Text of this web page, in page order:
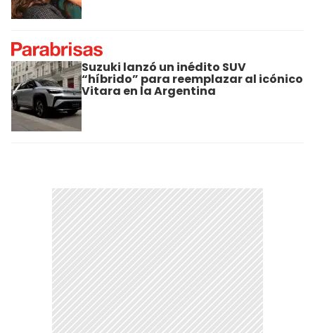
Suzuki lanzó un inédito SUV
“híbrido” para reemplazar al icónico
Vitara en la Argentina